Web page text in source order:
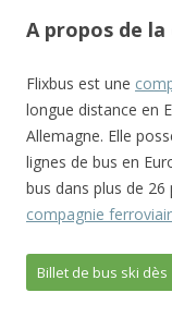
A propos de la
Flixbus est une
longue distance en
Allemagne. Elle
lignes de bus en
bus dans plus de
compagnie
Billet de bus ski dès